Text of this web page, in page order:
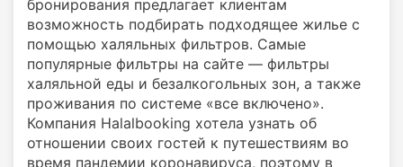
бронирования предлагает клиентам
возможность подбирать подходящее жилье с
помощью халяльных фильтров. Самые
популярные фильтры на сайте — фильтры
халяльной еды и безалкогольных зон, а также
проживания по системе «все включено».
Компания Halalbooking хотела узнать об
отношении своих гостей к путешествиям во
время пандемии коронавируса, поэтому в